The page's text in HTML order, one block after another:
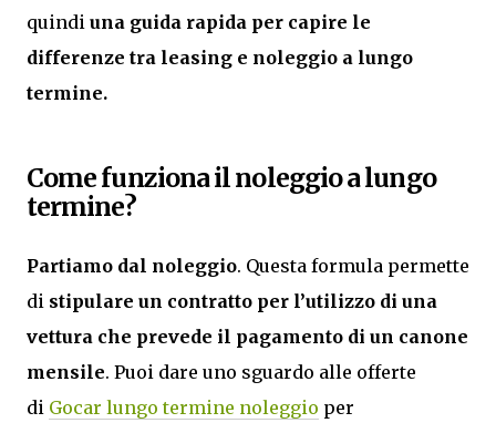
quindi una guida rapida per capire le
differenze tra leasing e noleggio a lungo
termine.
Come funziona il noleggio a lungo
termine?
Partiamo dal noleggio. Questa formula permette
di stipulare un contratto per l’utilizzo di una
vettura che prevede il pagamento di un canone
mensile. Puoi dare uno sguardo alle offerte
di Gocar lungo termine noleggio per